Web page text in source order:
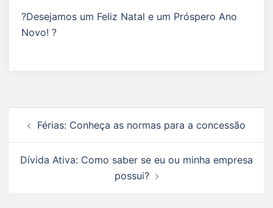
?Desejamos um Feliz Natal e um Próspero Ano
Novo! ?
Férias: Conheça as normas para a concessão
Dívida Ativa: Como saber se eu ou minha empresa
possui?